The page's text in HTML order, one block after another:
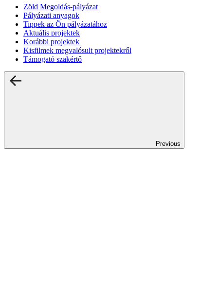
Zöld Megoldás-pályázat
Pályázati anyagok
Tippek az Ön pályázatához
Aktuális projektek
Korábbi projektek
Kisfilmek megvalósult projektekről
Támogató szakértő
Previous